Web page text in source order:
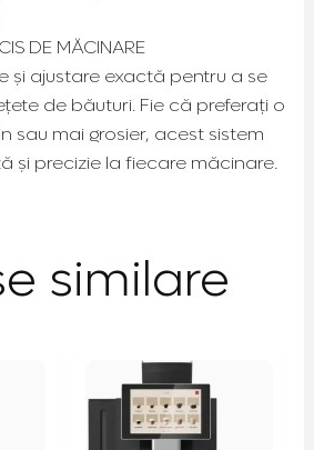
DE MĂCINARE
și ajustare exactă pentru a se
de băuturi. Fie că preferați o
sau mai grosier, acest sistem
și precizie la fiecare măcinare.
similare